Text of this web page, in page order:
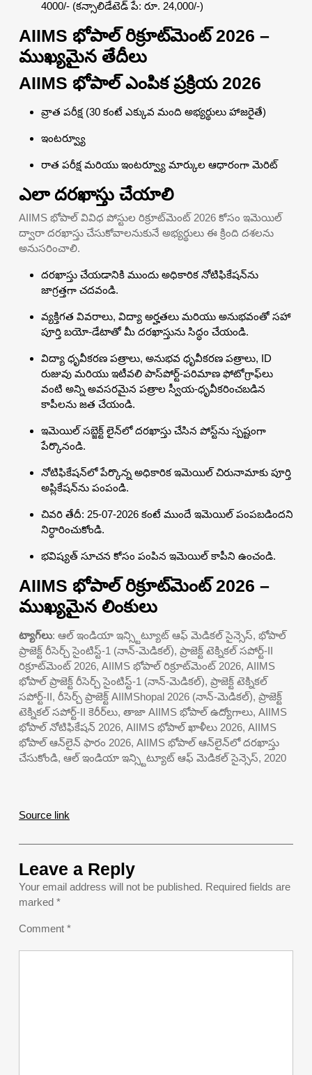
4000/- (కన్సాలిడేటెడ్ పే: రూ. 24,000/-)
AIIMS భోపాల్ రిక్రూట్‌మెంట్ 2026 –
ముఖ్యమైన తేదీలు
AIIMS భోపాల్ ఎంపిక ప్రక్రియ 2026
వ్రాత పరీక్ష (30 కంటే ఎక్కువ మంది అభ్యర్థులు హాజరైతే)
ఇంటర్వ్యూ
రాత పరీక్ష మరియు ఇంటర్వ్యూ మార్కుల ఆధారంగా మెరిట్
ఎలా దరఖాస్తు చేయాలి
AIIMS భోపాల్ వివిధ పోస్టుల రిక్రూట్‌మెంట్ 2026 కోసం ఇమెయిల్
ద్వారా దరఖాస్తు చేసుకోవాలనుకునే అభ్యర్థులు ఈ క్రింది దశలను
అనుసరించాలి.
దరఖాస్తు చేయడానికి ముందు అధికారిక నోటిఫికేషన్‌ను
జాగ్రత్తగా చదవండి.
వ్యక్తిగత వివరాలు, విద్యా అర్హతలు మరియు అనుభవంతో సహా
పూర్తి బయో-డేటాతో మీ దరఖాస్తును సిద్ధం చేయండి.
విద్యా ధృవీకరణ పత్రాలు, అనుభవ ధృవీకరణ పత్రాలు, ID
రుజువు మరియు ఇటీవలి పాస్‌పోర్ట్-పరిమాణ ఫోటోగ్రాఫ్‌లు
వంటి అన్ని అవసరమైన పత్రాల స్వీయ-ధృవీకరించబడిన
కాపీలను జత చేయండి.
ఇమెయిల్ సబ్జెక్ట్ లైన్‌లో దరఖాస్తు చేసిన పోస్ట్‌ను స్పష్టంగా
పేర్కొనండి.
నోటిఫికేషన్‌లో పేర్కొన్న అధికారిక ఇమెయిల్ చిరునామాకు పూర్తి
అప్లికేషన్‌ను పంపండి.
చివరి తేదీ: 25-07-2026 కంటే ముందే ఇమెయిల్ పంపబడిందని
నిర్ధారించుకోండి.
భవిష్యత్ సూచన కోసం పంపిన ఇమెయిల్ కాపీని ఉంచండి.
AIIMS భోపాల్ రిక్రూట్‌మెంట్ 2026 –
ముఖ్యమైన లింకులు
ట్యాగ్‌లు: ఆల్ ఇండియా ఇన్స్టిట్యూట్ ఆఫ్ మెడికల్ సైన్సెస్, భోపాల్
ప్రాజెక్ట్ రీసెర్చ్ సైంటిస్ట్-1 (నాన్-మెడికల్), ప్రాజెక్ట్ టెక్నికల్ సపోర్ట్-II
రిక్రూట్‌మెంట్ 2026, AIIMS భోపాల్ రిక్రూట్‌మెంట్ 2026, AIIMS
భోపాల్ ప్రాజెక్ట్ రీసెర్చ్ సైంటిస్ట్-1 (నాన్-మెడికల్), ప్రాజెక్ట్ టెక్నికల్
సపోర్ట్-II, రీసెర్చ్ ప్రాజెక్ట్ AIIMShopal 2026 (నాన్-మెడికల్), ప్రాజెక్ట్
టెక్నికల్ సపోర్ట్-II కెరీర్‌లు, తాజా AIIMS భోపాల్ ఉద్యోగాలు, AIIMS
భోపాల్ నోటిఫికేషన్ 2026, AIIMS భోపాల్ ఖాళీలు 2026, AIIMS
భోపాల్ ఆన్‌లైన్ ఫారం 2026, AIIMS భోపాల్ ఆన్‌లైన్‌లో దరఖాస్తు
చేసుకోండి, ఆల్ ఇండియా ఇన్స్టిట్యూట్ ఆఫ్ మెడికల్ సైన్సెస్, 2020
Source link
Leave a Reply
Your email address will not be published. Required fields are
marked *
Comment *